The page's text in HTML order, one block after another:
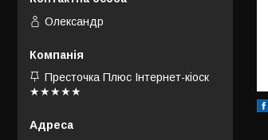
Олександр
Престочка Плюс Інтернет-кіоск
★★★★★